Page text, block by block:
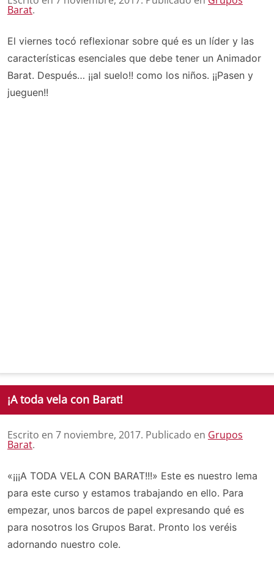
Barat.
El viernes tocó reflexionar sobre qué es un líder y las
características esenciales que debe tener un Animador
Barat. Después… ¡¡al suelo!! como los niños. ¡¡Pasen y
jueguen!!
¡A toda vela con Barat!
Escrito en 7 noviembre, 2017. Publicado en Grupos
Barat.
«¡¡¡A TODA VELA CON BARAT!!!» Este es nuestro lema
para este curso y estamos trabajando en ello. Para
empezar, unos barcos de papel expresando qué es
para nosotros los Grupos Barat. Pronto los veréis
adornando nuestro cole.